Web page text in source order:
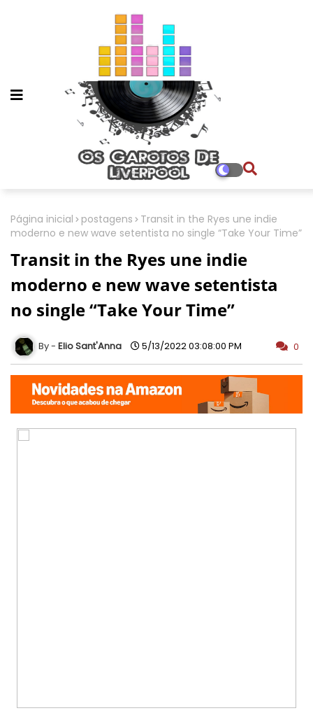
Página inicial postagens
Transit in the Ryes une indie
moderno e new wave setentista no single “Take Your Time”
Transit in the Ryes une indie
moderno e new wave setentista
no single “Take Your Time”
Elio Sant'Anna 5/13/2022 03:08:00 PM 0